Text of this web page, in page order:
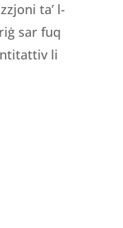
ta’ l-
sar fuq
li